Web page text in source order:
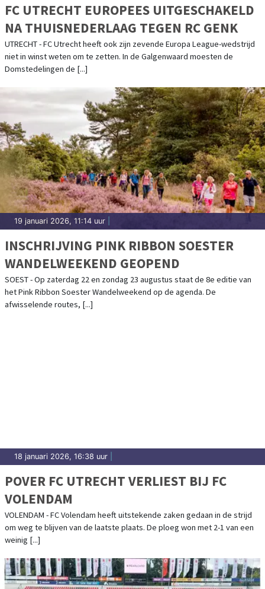
FC UTRECHT EUROPEES UITGESCHAKELD
NA THUISNEDERLAAG TEGEN RC GENK
UTRECHT - FC Utrecht heeft ook zijn zevende Europa League-wedstrijd
niet in winst weten om te zetten. In de Galgenwaard moesten de
Domstedelingen de [...]
19 januari 2026, 11:14 uur
INSCHRIJVING PINK RIBBON SOESTER
WANDELWEEKEND GEOPEND
SOEST - Op zaterdag 22 en zondag 23 augustus staat de 8e editie van
het Pink Ribbon Soester Wandelweekend op de agenda. De
afwisselende routes, [...]
18 januari 2026, 16:38 uur
POVER FC UTRECHT VERLIEST BIJ FC
VOLENDAM
VOLENDAM - FC Volendam heeft uitstekende zaken gedaan in de strijd
om weg te blijven van de laatste plaats. De ploeg won met 2-1 van een
weinig [...]